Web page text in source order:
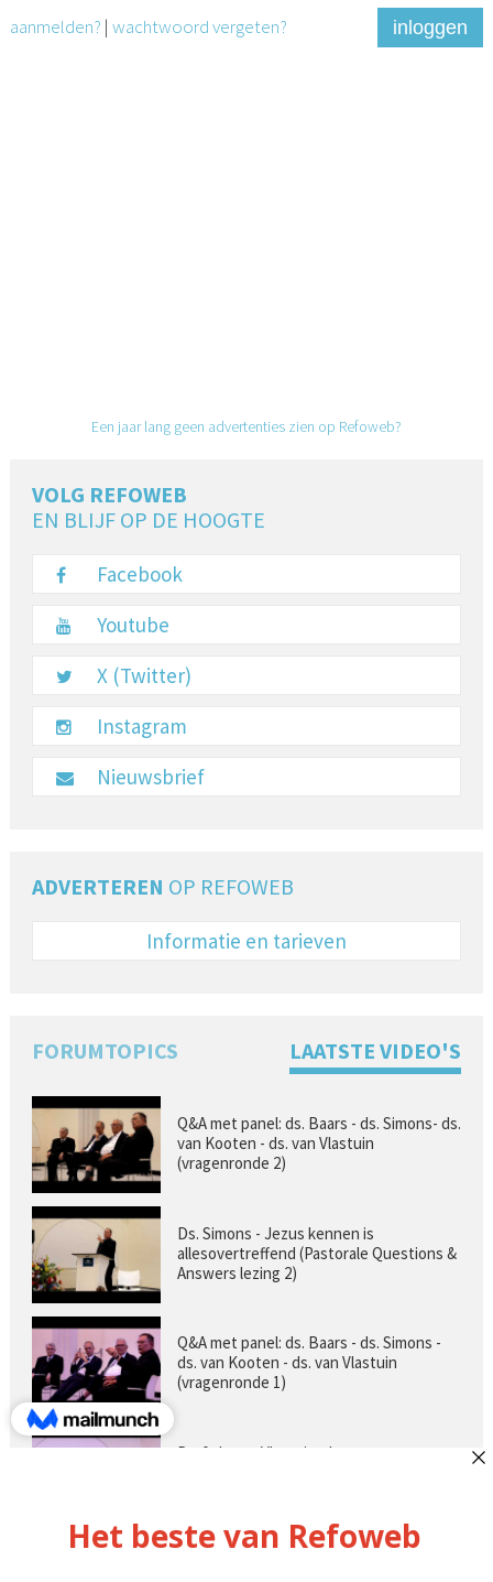
aanmelden? | wachtwoord vergeten? inloggen
Een jaar lang geen advertenties zien op Refoweb?
VOLG REFOWEB
EN BLIJF OP DE HOOGTE
Facebook
Youtube
X (Twitter)
Instagram
Nieuwsbrief
ADVERTEREN OP REFOWEB
Informatie en tarieven
FORUMTOPICS LAATSTE VIDEO'S
Q&A met panel: ds. Baars - ds. Simons- ds.
van Kooten - ds. van Vlastuin
(vragenronde 2)
Ds. Simons - Jezus kennen is
allesovertreffend (Pastorale Questions &
Answers lezing 2)
Q&A met panel: ds. Baars - ds. Simons -
ds. van Kooten - ds. van Vlastuin
(vragenronde 1)
Prof. dr. van Vlastuin - Is